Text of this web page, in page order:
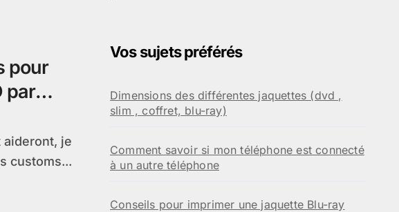
pour
par
customs...
Vos sujets préférés
Dimensions des différentes jaquettes (dvd ,
slim , coffret, blu-ray)
Comment savoir si mon téléphone est connecté
à un autre téléphone
Conseils pour imprimer une jaquette Blu-ray